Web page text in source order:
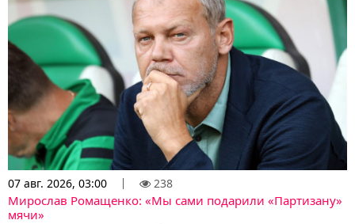
07 авг. 2026, 03:00 238
Мирослав Ромащенко: «Мы сами подарили «Партизану»
мячи»